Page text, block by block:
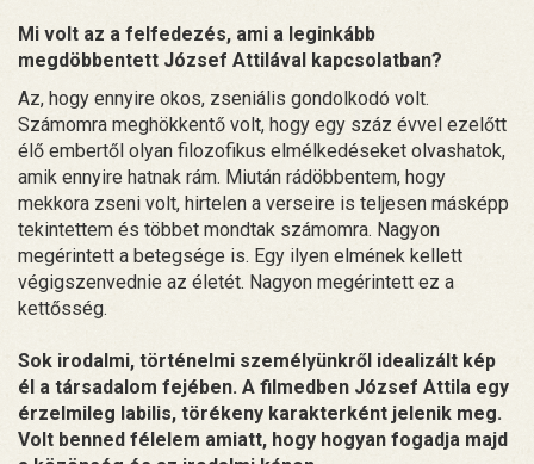
Mi volt az a felfedezés, ami a leginkább
megdöbbentett József Attilával kapcsolatban?
Az, hogy ennyire okos, zseniális gondolkodó volt.
Számomra meghökkentő volt, hogy egy száz évvel ezelőtt
élő embertől olyan filozofikus elmélkedéseket olvashatok,
amik ennyire hatnak rám. Miután rádöbbentem, hogy
mekkora zseni volt, hirtelen a verseire is teljesen másképp
tekintettem és többet mondtak számomra. Nagyon
megérintett a betegsége is. Egy ilyen elmének kellett
végigszenvednie az életét. Nagyon megérintett ez a
kettősség.
Sok irodalmi, történelmi személyünkről idealizált kép
él a társadalom fejében. A filmedben József Attila egy
érzelmileg labilis, törékeny karakterként jelenik meg.
Volt benned félelem amiatt, hogy hogyan fogadja majd